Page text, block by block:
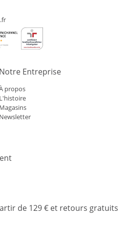
Notre Entreprise
propos
L'histoire
Magasins
Newsletter
de 129 € et retours gratuits